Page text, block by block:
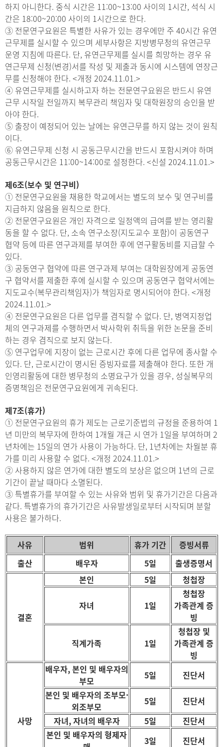
하지 아니한다. 중식 시간은 11:00~13:00 사이의 1시간, 석식 시
간은 18:00~20:00 사이의 1시간으로 한다.
③ 전문연구요원은 특별한 사유가 있는 경우에만 주 40시간 유연
근무제를 실시할 수 있으며 세부사항은 지방병무청의 유연근무
운영 지침에 따른다. 단, 유연근무제를 실시를 희망하는 경우 유
연근무제 신청(변경)서를 작성 및 제출과 동시에 시스템에 연장근
무를 신청해야 한다. <개정 2024.11.01.>
④ 유연근무제를 실시하고자 하는 전문연구요원은 반드시 유연
근무 시작일 전일까지 복무관리 책임자 및 대학원장의 승인을 받
아야 한다.
⑤ 출장이 예정되어 있는 날에는 유연근무를 하지 않는 것이 원칙
이다.
⑥ 유연근무제 신청 시 공동근무시간을 반드시 포함시켜야 하며
공동근무시간은 11:00~14:00로 설정한다. <신설 2024.11.01.>
제6조(보수 및 연구비)
① 전문연구요원을 채용한 학교에서는 별도의 보수 및 연구비를
지급하지 않음을 원칙으로 한다.
② 전문연구요원은 개인 자격으로 일정액의 급여를 받는 영리활
동을 할 수 없다. 단, 소속 연구소장(지도교수 포함)이 공동연구
협약 등에 따른 연구과제를 부여한 후에 연구활동비를 지급할 수
있다.
③ 공동연구 협약에 따른 연구과제 부여는 대학원장에게 공동연
구 협약서를 제출한 후에 실시할 수 있으며 공동연구 협약서에는
지도교수(복무관리책임자)가 책임자로 명시되어야 한다. <개정
2024.11.01.>
④ 전문연구요원은 다른 업무를 겸직할 수 없다. 단, 병역지정업
체의 연구과제를 수행하면서 박사학위 취득을 위한 논문을 준비
하는 경우 겸직으로 보지 않는다.
⑤ 연구업무에 지장이 없는 근로시간 후에 다른 업무에 종사할 수
있다. 단, 근로시간이 명시된 증빙자료를 제출해야 한다. 또한 개
인영리활동에 대한 병무청의 소명요구가 있을 경우, 성실복무의
증명책임은 전문연구요원에게 귀속된다.
제7조(휴가)
① 전문연구요원의 휴가 제도는 근로기준법의 규정을 준용하여 1
년 미만의 복무자에 한하여 1개월 개근 시 연가 1일을 부여하며 2
년차에는 15일의 연가 사용이 가능하다. 단, 1년차에는 차월분 휴
가를 미리 사용할 수 없다. <개정 2024.11.01.>
② 사용하지 않은 연가에 대한 별도의 보상은 없으며 1년의 근로
기간이 끝날 때마다 소멸된다.
③ 특별휴가를 부여할 수 있는 사유와 범위 및 휴가기간은 다음과
같다. 특별휴가의 휴가기간은 사유발생일로부터 시작되며 분할
사용은 불가하다.
사유 범위 휴가 기간
증빙서류
출산
배우자 5일 출생증명서
결혼
본인 5일 청첩장
자녀 1일
청첩장
가족관계 증
빙
직계가족 1일
청첩장 및
가족관계 증
빙
사망
배우자, 본인 및 배우자의
부모
5일
진단서
본인 및 배우자의 조부모·
외조부모
5일
진단서
자녀, 자녀의 배우자
5일
진단서
본인 및 배우자의 형제자
3일
진단서